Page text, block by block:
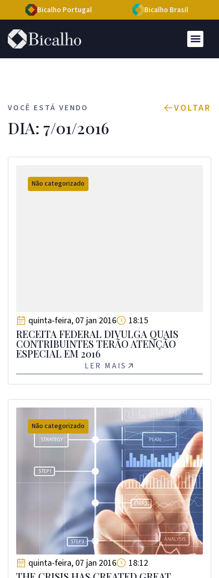
Bicalho Portugal Bicalho Brasil
VOCÊ ESTÁ VENDO VOLTAR
DIA: 7/01/2016
Não categorizado
quinta-feira, 07 jan 2016 18:15
RECEITA FEDERAL DIVULGA QUAIS
CONTRIBUINTES TERÃO ATENÇÃO
ESPECIAL EM 2016
LER MAIS
Não categorizado
quinta-feira, 07 jan 2016 18:12